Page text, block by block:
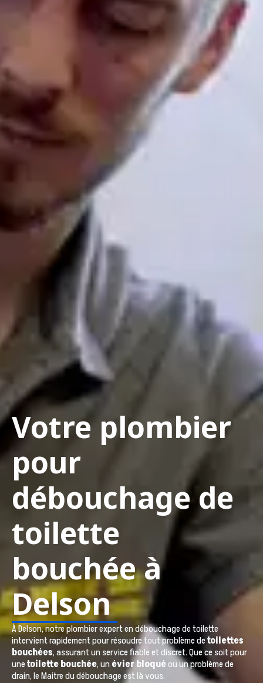
Votre plombier
pour
débouchage de
toilette
bouchée à
Delson
ÀDelson, notre plombier expert en débouchage de toilette
intervient rapidement pour résoudre tout problème detoilettes
bouchées, assurant un service fiable et discret. Que ce soit pour
unetoilette bouchée, unévier bloquéou un problème de
drain, le Maitre du débouchage est là vous.